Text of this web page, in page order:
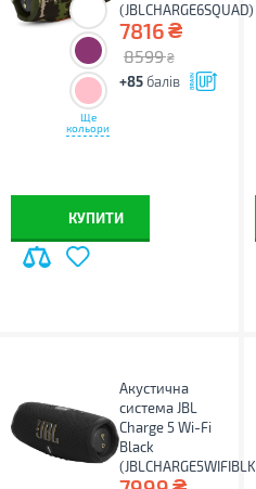
Ще
кольори
(JBLCHARGE6SQUAD)
7816₴
8599 ₴
+85 балів
КУПИТИ
Акустична
система JBL
Charge 5 Wi-Fi
Black
(JBLCHARGE5WIFIBLK)